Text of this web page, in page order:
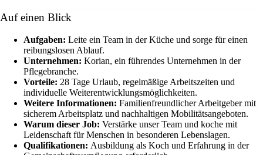
Auf einen Blick
Aufgaben: Leite ein Team in der Küche und sorge für einen
reibungslosen Ablauf.
Unternehmen: Korian, ein führendes Unternehmen in der
Pflegebranche.
Vorteile: 28 Tage Urlaub, regelmäßige Arbeitszeiten und
individuelle Weiterentwicklungsmöglichkeiten.
Weitere Informationen: Familienfreundlicher Arbeitgeber mit
sicherem Arbeitsplatz und nachhaltigen Mobilitätsangeboten.
Warum dieser Job: Verstärke unser Team und koche mit
Leidenschaft für Menschen in besonderen Lebenslagen.
Qualifikationen: Ausbildung als Koch und Erfahrung in der